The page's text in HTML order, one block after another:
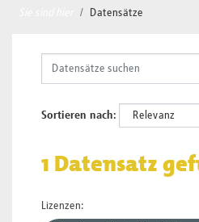
Datensätze
Sortieren nach
1 Datensatz
Lizenzen: